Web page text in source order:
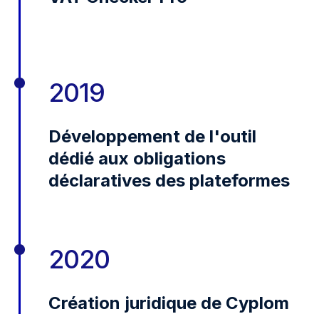
2019
Développement de l'outil
dédié aux obligations
déclaratives des plateformes
2020
Création juridique de Cyplom